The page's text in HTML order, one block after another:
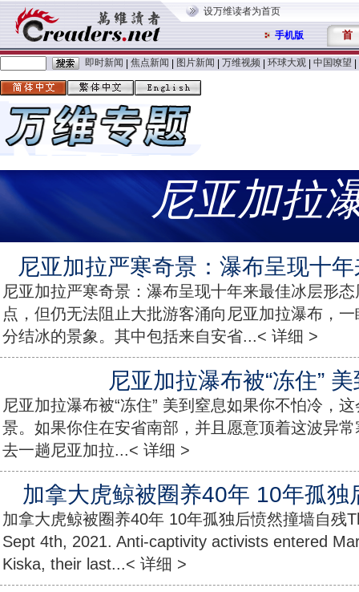
设万维读者为首页
手机版 首
即时新闻 焦点新闻 图片新闻 万维视频 环球大观 中国嘹望
尼亚加拉
尼亚加拉严寒奇景：瀑布呈现十
尼亚加拉严寒奇景：瀑布呈现十年来最佳冰层形
点，但仍无法阻止大批游客涌向尼亚加拉瀑布，
分结冰的景象。其中包括来自安省...< 详细 >
尼亚加拉瀑布被“冻住”
尼亚加拉瀑布被“冻住” 美到窒息如果你不怕冷，
景。如果你住在安省南部，并且愿意顶着这波异
去一趟尼亚加拉...< 详细 >
加拿大虎鲸被圈养40年 10年孤独
加拿大虎鲸被圈养40年 10年孤独后愤然撞墙自残
Sept 4th, 2021. Anti-captivity activists entered
Kiska, their last...< 详细 >